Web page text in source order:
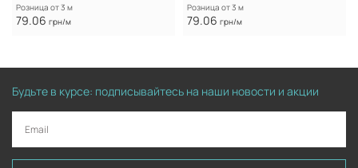
Розница от 3 м
79.06 грн/м
Розница от 3 м
79.06 грн/м
Будьте в курсе: подписывайтесь на наши новости и акции